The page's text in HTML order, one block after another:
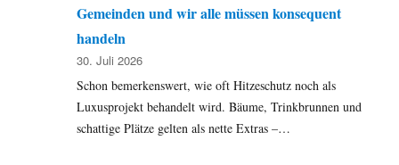
Gemeinden und wir alle müssen konsequent
handeln
30. Juli 2026
Schon bemerkenswert, wie oft Hitzeschutz noch als
Luxusprojekt behandelt wird. Bäume, Trinkbrunnen und
schattige Plätze gelten als nette Extras –…